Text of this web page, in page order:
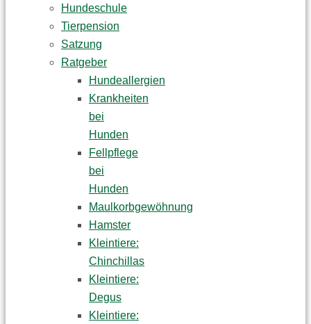
Hundeschule
Tierpension
Satzung
Ratgeber
Hundeallergien
Krankheiten
bei
Hunden
Fellpflege
bei
Hunden
Maulkorbgewöhnung
Hamster
Kleintiere:
Chinchillas
Kleintiere:
Degus
Kleintiere: